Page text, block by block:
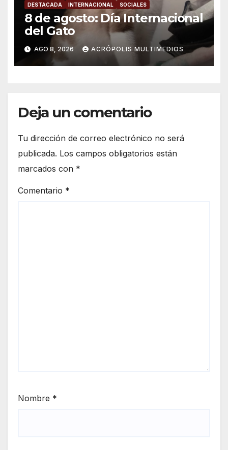
DESTACADA INTERNACIONAL SOCIALES
8 de agosto: Día Internacional
del Gato
AGO 8, 2026 ACRÓPOLIS MULTIMEDIOS
Deja un comentario
Tu dirección de correo electrónico no será
publicada. Los campos obligatorios están
marcados con *
Comentario *
Nombre *